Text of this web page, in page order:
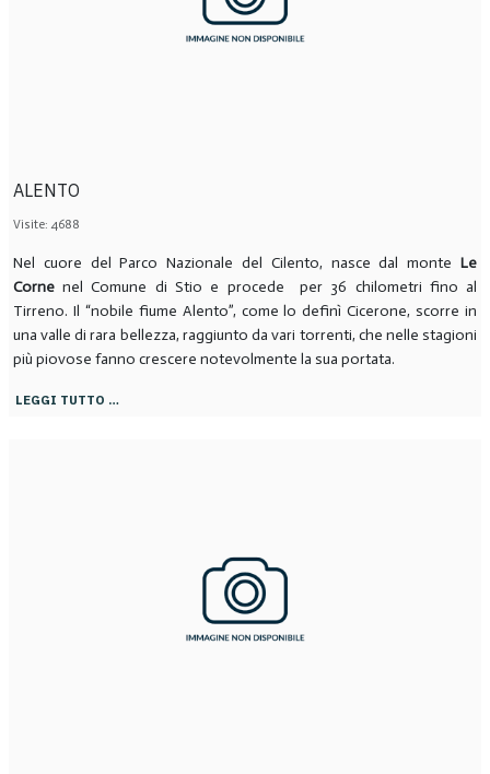
ALENTO
Visite: 4688
Nel cuore del Parco Nazionale del Cilento, nasce dal monteLe
Cornenel Comune di Stio e procede per 36 chilometri fino al
Tirreno. Il “nobile fiume Alento”, come lo definì Cicerone, scorre in
una valle di rara bellezza, raggiunto da vari torrenti, che nelle stagioni
più piovose fanno crescere notevolmente la sua portata.
LEGGI TUTTO …